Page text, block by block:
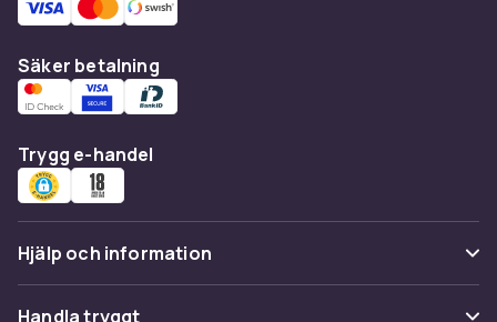
Målvaktshandskar ger fingergrepp och
maximalt grepp vid räddningar längs marken
och i luften. Vissa modeller har förstärkt
handledsstöd för att minska risken för
handledsskador vid hårt arbete mot golvet. Välj
handskar som sitter bekvämt och inte
begränsar fingrarnas rörlighet.
skyddsglasögonför ett fullständigt skydd
ansikte och ögon.
Säker betalning
Trygg e-handel
Hjälp och information
Vanliga frågor
Handla tryggt